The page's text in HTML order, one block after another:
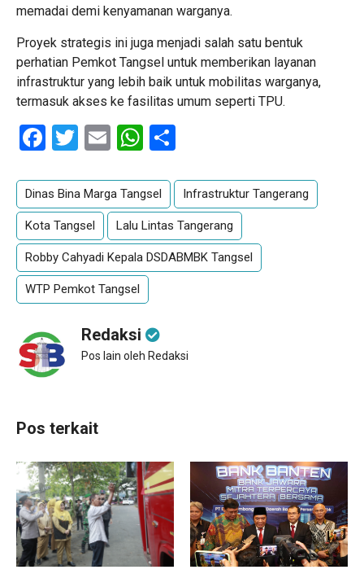
memadai demi kenyamanan warganya.
Proyek strategis ini juga menjadi salah satu bentuk
perhatian Pemkot Tangsel untuk memberikan layanan
infrastruktur yang lebih baik untuk mobilitas warganya,
termasuk akses ke fasilitas umum seperti TPU.
Facebook
Twitter
EmailWhatsApp
Dinas Bina Marga Tangsel Infrastruktur Tangerang
Kota Tangsel Lalu Lintas Tangerang
Robby Cahyadi Kepala DSDABMBK Tangsel
WTP Pemkot Tangsel
Redaksi
Pos lain oleh Redaksi
Pos terkait